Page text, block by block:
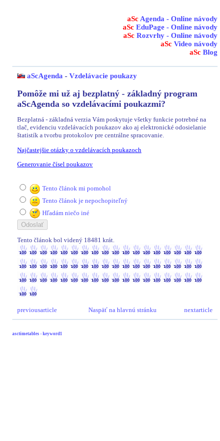
aSc Agenda - Online návody
aSc EduPage - Online návody
aSc Rozvrhy - Online návody
aSc Video návody
aSc Blog
aScAgenda - Vzdelávacie poukazy
Pomôže mi už aj bezplatný - základný program
aScAgenda so vzdelávacími poukazmi?
Bezplatná - základná verzia Vám poskytuje všetky funkcie potrebné na
tlač, evidenciu vzdelávacích poukazov ako aj elektronické odosielanie
štatistík a tvorbu protokolov pre centrálne spracovanie.
Najčastejšie otázky o vzdelávacích poukazoch
Generovanie čísel poukazov
Tento článok mi pomohol
Tento článok je nepochopiteľný
Hľadám niečo iné
Tento článok bol videný 18481 krát.
previousarticle Naspäť na hlavnú stránku nextarticle
asctimetables - keyword1